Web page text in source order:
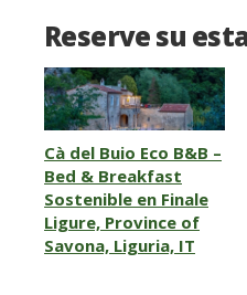
Reserve su
Cà del Buio Eco B&B –
Bed & Breakfast
Sostenible en Finale
Ligure, Province of
Savona, Liguria, IT